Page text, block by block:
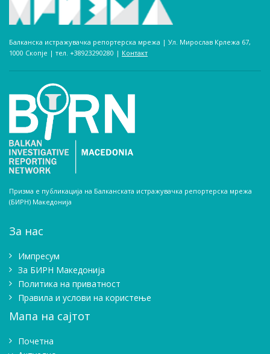
Балканска истражувачка репортерска мрежа | Ул. Мирослав Крлежа 67,
1000 Скопје | тел. +38923290280­ | Контакт
Призма е публикација на Балканската истражувачка репортерска мрежа
(БИРН) Македонија
За нас
Импресум
Зa БИРН Македонија
Политика на приватност
Правила и услови на користење
Мапа на сајтот
Почетна